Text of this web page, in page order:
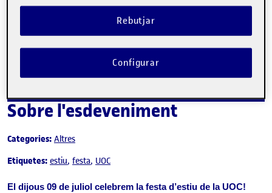
Sobre l'esdeveniment
Categories: Altres
Etiquetes: estiu festa UOC
El dijous 09 de juliol celebrem la festa d’estiu de la UOC!
Rebutjar
Configurar